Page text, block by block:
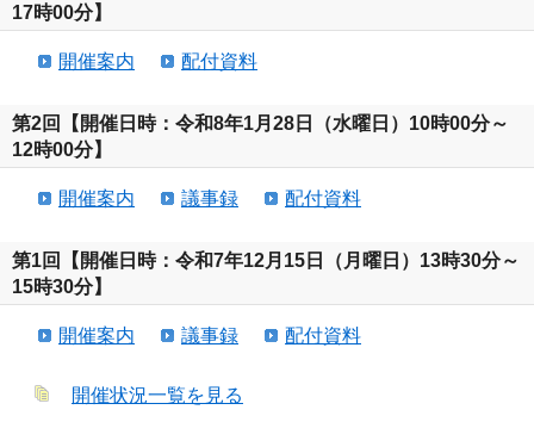
17時00分】
開催案内 配付資料
第2回【開催日時：令和8年1月28日（水曜日）10時00分～
12時00分】
開催案内 議事録 配付資料
第1回【開催日時：令和7年12月15日（月曜日）13時30分～
15時30分】
開催案内 議事録 配付資料
開催状況一覧を見る